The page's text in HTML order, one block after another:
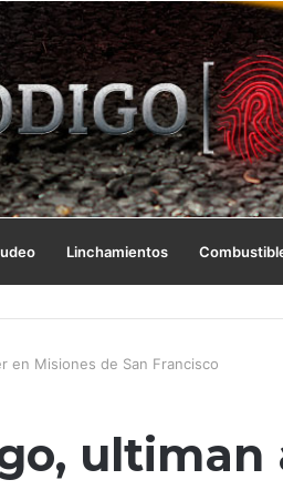
Linchamientos
en Misiones de San Francisco
ultiman